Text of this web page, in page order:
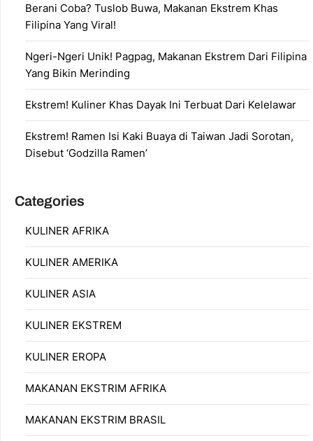
Berani Coba? Tuslob Buwa, Makanan Ekstrem Khas
Filipina Yang Viral!
Ngeri-Ngeri Unik! Pagpag, Makanan Ekstrem Dari Filipina
Yang Bikin Merinding
Ekstrem! Kuliner Khas Dayak Ini Terbuat Dari Kelelawar
Ekstrem! Ramen Isi Kaki Buaya di Taiwan Jadi Sorotan,
Disebut ‘Godzilla Ramen’
Categories
KULINER AFRIKA
KULINER AMERIKA
KULINER ASIA
KULINER EKSTREM
KULINER EROPA
MAKANAN EKSTRIM AFRIKA
MAKANAN EKSTRIM BRASIL